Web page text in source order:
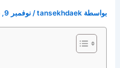
بواسطة tansekhdaek
/نوفمبر 9, 2025